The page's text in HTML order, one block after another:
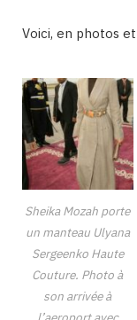
Voici, en photos
Sheika Mozah porte
un manteau Ulyana
Sergeenko Haute
Couture. Photo à
son arrivée à